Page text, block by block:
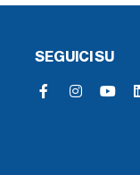
SEGUICI SU